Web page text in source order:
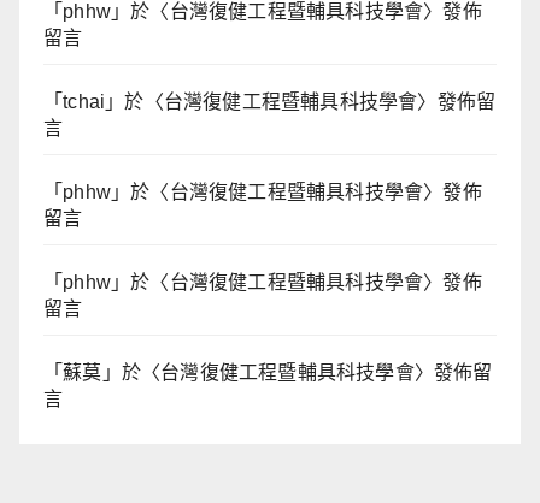
「 phhw 」於〈台灣復健工程暨輔具科技學會〉發佈
留言
「tchai 」於〈台灣復健工程暨輔具科技學會〉發佈留
言
「 phhw 」於〈台灣復健工程暨輔具科技學會〉發佈
留言
「 phhw 」於〈台灣復健工程暨輔具科技學會〉發佈
留言
「蘇莫 」於〈台灣復健工程暨輔具科技學會〉發佈留
言